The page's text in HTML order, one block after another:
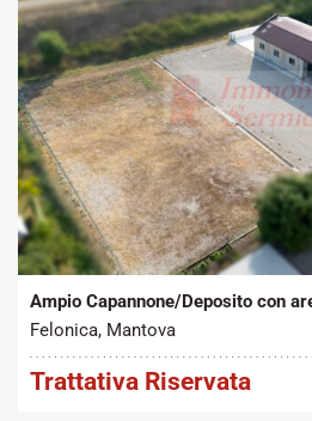
Tipo contratto:
Vendita
Ampio Capannone/Deposito con
Felonica, Mantova
Trattativa Riservata